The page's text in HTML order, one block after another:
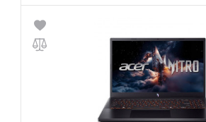
Гарантия:12 месяцев